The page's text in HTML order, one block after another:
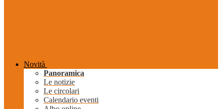
Novità
Panoramica
Le notizie
Le circolari
Calendario eventi